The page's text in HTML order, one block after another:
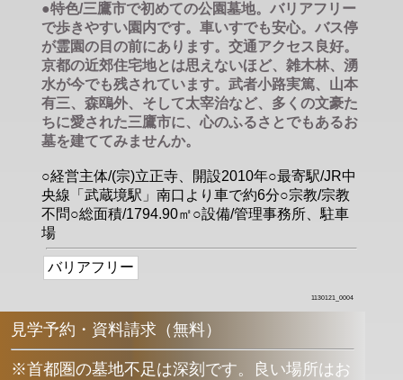
●特色/三鷹市で初めての公園墓地。バリアフリー
で歩きやすい園内です。車いすでも安心。バス停
が霊園の目の前にあります。交通アクセス良好。
京都の近郊住宅地とは思えないほど、雑木林、湧
水が今でも残されています。武者小路実篤、山本
有三、森鴎外、そして太宰治など、多くの文豪た
ちに愛された三鷹市に、心のふるさとでもあるお
墓を建ててみませんか。
○経営主体/(宗)立正寺、開設2010年○最寄駅/JR中
央線「武蔵境駅」南口より車で約6分○宗教/宗教
不問○総面積/1794.90㎡○設備/管理事務所、駐車
場
バリアフリー
1130121_0004
見学予約・資料請求（無料）
※首都圏の墓地不足は深刻です。良い場所はお